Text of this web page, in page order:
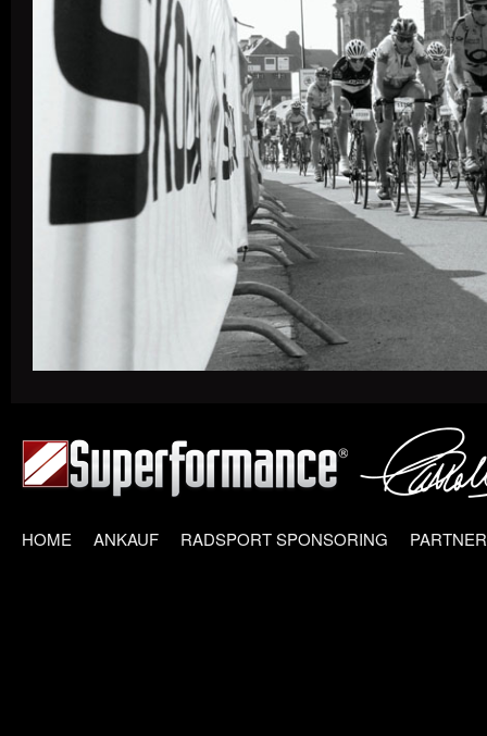
HOME ANKAUF RADSPORT SPONSORING PARTNER